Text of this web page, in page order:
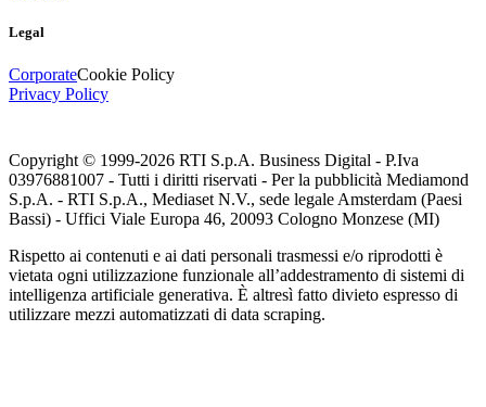
Legal
CorporateCookie Policy
Privacy Policy
Copyright © 1999-2026 RTI S.p.A. Business Digital - P.Iva
03976881007 - Tutti i diritti riservati - Per la pubblicità Mediamond
S.p.A. - RTI S.p.A., Mediaset N.V., sede legale Amsterdam (Paesi
Bassi) - Uffici Viale Europa 46, 20093 Cologno Monzese (MI)
Rispetto ai contenuti e ai dati personali trasmessi e/o riprodotti è
vietata ogni utilizzazione funzionale all’addestramento di sistemi di
intelligenza artificiale generativa. È altresì fatto divieto espresso di
utilizzare mezzi automatizzati di data scraping.